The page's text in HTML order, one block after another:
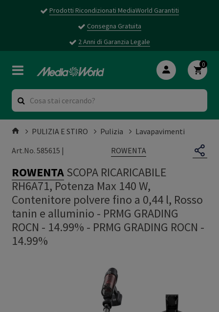
Prodotti Ricondizionati MediaWorld Garantiti
Consegna Gratuita
2 Anni di Garanzia Legale
0
PULIZIA E STIRO Pulizia
Lavapavimenti
Art.No. 585615 |
ROWENTA
ROWENTASCOPA RICARICABILE
RH6A71, Potenza Max 140 W,
Contenitore polvere fino a 0,44 l, Rosso
tanin e alluminio - PRMG GRADING
ROCN - 14.99% - PRMG GRADING ROCN -
14.99%